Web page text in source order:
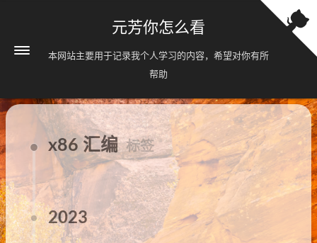
元芳你怎么看
本网站主要用于记录我个人学习的内容，希望对你有所
帮助
x86 汇编 标签
2023